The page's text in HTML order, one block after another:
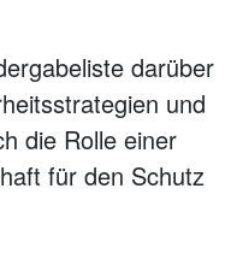
darüber
und
die Rolle einer
für den Schutz